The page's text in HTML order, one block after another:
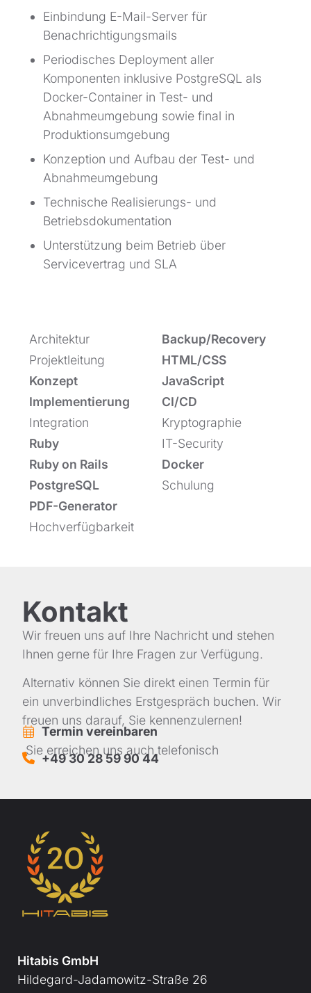
Einbindung E-Mail-Server für
Benachrichtigungsmails
Periodisches Deployment aller
Komponenten inklusive PostgreSQL als
Docker-Container in Test- und
Abnahmeumgebung sowie final in
Produktionsumgebung
Konzeption und Aufbau der Test- und
Abnahmeumgebung
Technische Realisierungs- und
Betriebsdokumentation
Unterstützung beim Betrieb über
Servicevertrag und SLA
Architektur
Projektleitung
Konzept
Implementierung
Integration
Ruby
Ruby on Rails
PostgreSQL
PDF-Generator
Hochverfügbarkeit
Backup/Recovery
HTML/CSS
JavaScript
CI/CD
Kryptographie
IT-Security
Docker
Schulung
Kontakt
Wir freuen uns auf Ihre Nachricht und stehen
Ihnen gerne für Ihre Fragen zur Verfügung.
Alternativ können Sie direkt einen Termin für
ein unverbindliches Erstgespräch buchen. Wir
freuen uns darauf, Sie kennenzulernen!
Termin vereinbaren
Sie erreichen uns auch telefonisch
+49 30 28 59 90 44
Hitabis GmbH
Hildegard-Jadamowitz-Straße 26